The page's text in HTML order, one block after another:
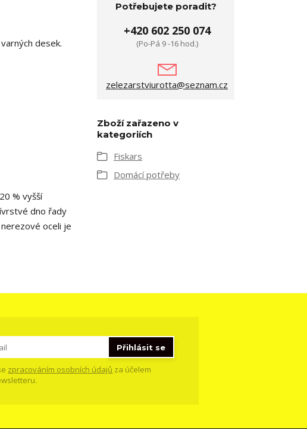
desek.
% vyšší
dno řady
oceli je
Potřebujete poradit?
+420 602 250 074
(Po-Pá 9 -16 hod.)
zelezarstviurotta@seznam.cz
Zboží zařazeno v
kategoriích
Fiskars
Domácí potřeby
Přihlásit se
zpracováním osobních údajů za účelem